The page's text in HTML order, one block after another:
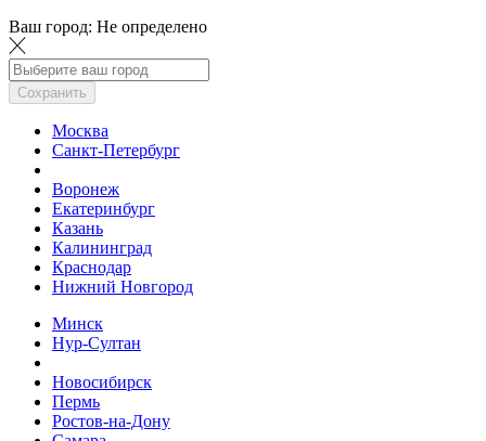
Ваш город: Не определено
Сохранить
Москва
Санкт-Петербург
Воронеж
Екатеринбург
Казань
Калининград
Краснодар
Нижний Новгород
Минск
Нур-Султан
Новосибирск
Пермь
Ростов-на-Дону